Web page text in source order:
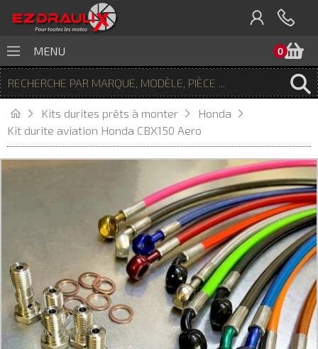
0
MENU
Kits durites prêts à monter
Honda
Kit durite aviation Honda CBX150 Aero